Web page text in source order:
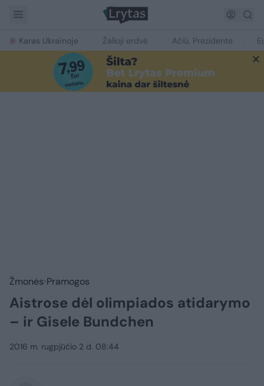
Karas Ukrainoje Žalioji erdvė Ačiū, Prezidente
Žmonės Pramogos
Aistrose dėl olimpiados atidarymo
– ir Gisele Bundchen
2016 m. rugpjūčio 2 d. 08:44